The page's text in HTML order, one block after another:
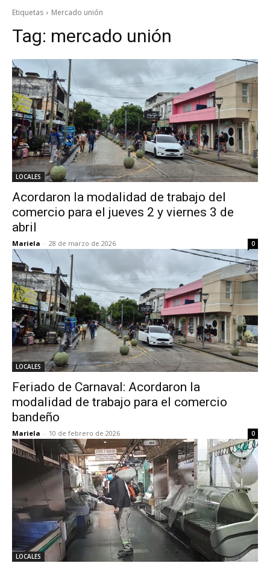
Etiquetas Mercado unión
Tag: mercado unión
LOCALES
Acordaron la modalidad de trabajo del
comercio para el jueves 2 y viernes 3 de
abril
Mariela - 28 de marzo de 2026 0
LOCALES
Feriado de Carnaval: Acordaron la
modalidad de trabajo para el comercio
bandeño
Mariela - 10 de febrero de 2026 0
LOCALES